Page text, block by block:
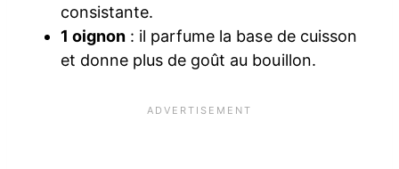
consistante.
1 oignon : il parfume la base de cuisson
et donne plus de goût au bouillon.